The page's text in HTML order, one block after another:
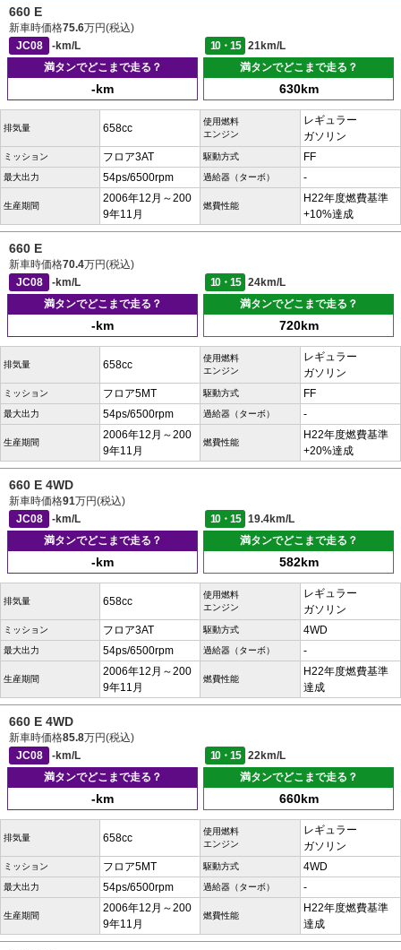
660 E
新車時価格75.6万円(税込)
JC08
-km/L 10・15
21km/L
満タンでどこまで走る？
-km
満タンでどこまで走る？
630km
排気量 658cc
使用燃料
エンジン
レギュラー
ガソリン
ミッション フロア3AT 駆動方式 FF
最大出力 54ps/6500rpm 過給器（ターボ） -
生産期間
2006年12月～200
9年11月
燃費性能
H22年度燃費基準
+10%達成
660 E
新車時価格70.4万円(税込)
JC08
-km/L 10・15
24km/L
満タンでどこまで走る？
-km
満タンでどこまで走る？
720km
排気量 658cc
使用燃料
エンジン
レギュラー
ガソリン
ミッション フロア5MT 駆動方式 FF
最大出力 54ps/6500rpm 過給器（ターボ） -
生産期間
2006年12月～200
9年11月
燃費性能
H22年度燃費基準
+20%達成
660 E 4WD
新車時価格91万円(税込)
JC08
-km/L 10・15
19.4km/L
満タンでどこまで走る？
-km
満タンでどこまで走る？
582km
排気量 658cc
使用燃料
エンジン
レギュラー
ガソリン
ミッション フロア3AT 駆動方式 4WD
最大出力 54ps/6500rpm 過給器（ターボ） -
生産期間
2006年12月～200
9年11月
燃費性能
H22年度燃費基準
達成
660 E 4WD
新車時価格85.8万円(税込)
JC08
-km/L 10・15
22km/L
満タンでどこまで走る？
-km
満タンでどこまで走る？
660km
排気量 658cc
使用燃料
エンジン
レギュラー
ガソリン
ミッション フロア5MT 駆動方式 4WD
最大出力 54ps/6500rpm 過給器（ターボ） -
生産期間
2006年12月～200
9年11月
燃費性能
H22年度燃費基準
達成